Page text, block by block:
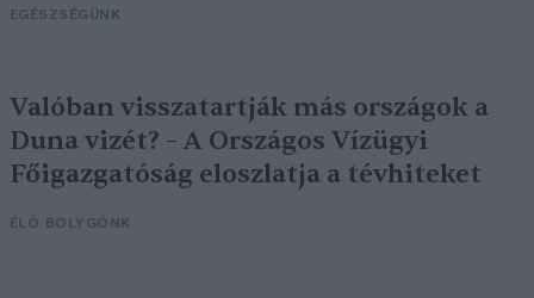
EGÉSZSÉGÜNK
Valóban visszatartják más országok a
Duna vizét? – A Országos Vízügyi
Főigazgatóság eloszlatja a tévhiteket
ÉLŐ BOLYGÓNK